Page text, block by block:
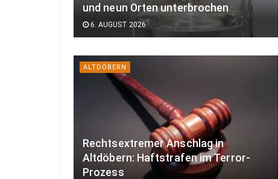
und neun Orten unterbrochen
6. AUGUST 2026
ALTDÖBERN
Rechtsextremer Anschlag in
Altdöbern: Haftstrafen im Terror-
Prozess